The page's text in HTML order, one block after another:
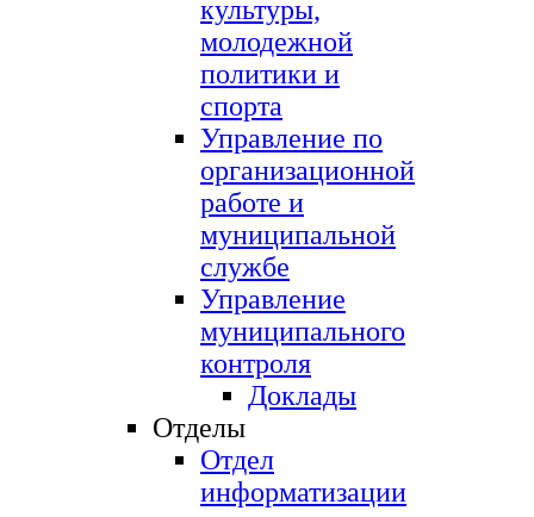
культуры,
молодежной
политики и
спорта
Управление по
организационной
работе и
муниципальной
службе
Управление
муниципального
контроля
Доклады
Отделы
Отдел
информатизации